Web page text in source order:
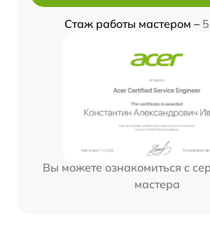
Стаж работы мастером –
Вы можете ознакомиться с
мастера